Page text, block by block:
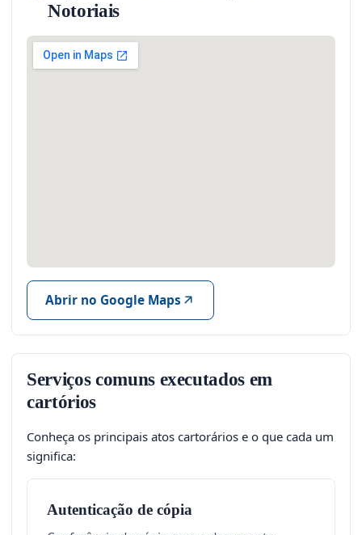
Notoriais
Abrir no Google Maps
Serviços comuns executados em
cartórios
Conheça os principais atos cartorários e o que cada um
significa:
Autenticação de cópia